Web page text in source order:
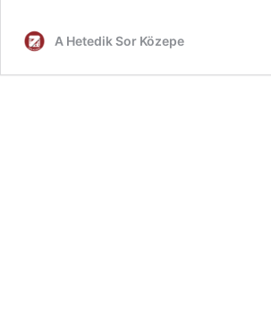
A Hetedik Sor Közepe